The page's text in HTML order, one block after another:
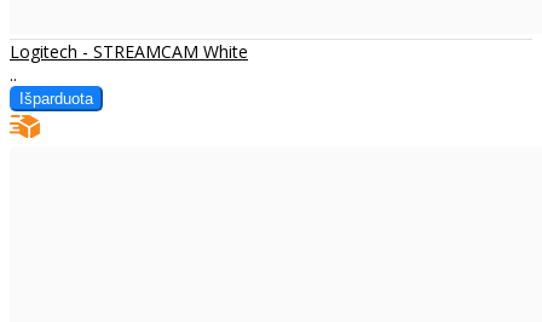
Logitech - STREAMCAM White
..